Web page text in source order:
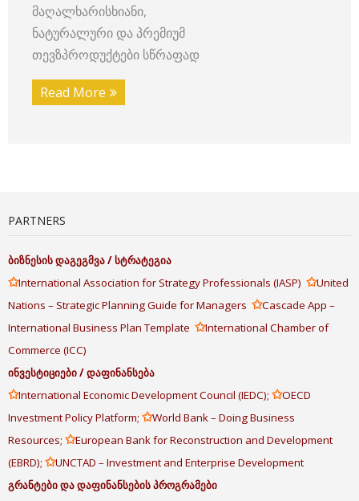
მაღალხარისხიანი,
ნატურალური და პრემიუმ
თევზპროდუქტები სწრაფად
Read More
PARTNERS
ბიზნესისდაგეგმვა/სტრატეგია
✩International Association for Strategy Professionals (IASP) ✩United
Nations – Strategic Planning Guide for Managers ✩Cascade App –
International Business Plan Template ✩International Chamber of
Commerce (ICC)
ინვესტიციები/დაფინანსება
✩International Economic Development Council (IEDC); ✩OECD
Investment Policy Platform; ✩World Bank – Doing Business
Resources; ✩European Bank for Reconstruction and Development
(EBRD); ✩UNCTAD – Investment and Enterprise Development
გრანტებიდადაფინანსებისპროგრამები